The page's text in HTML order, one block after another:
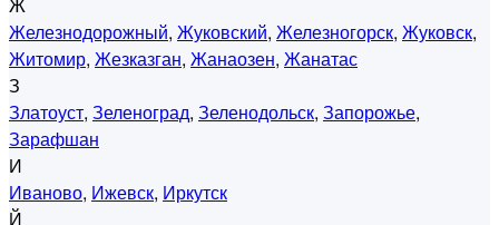
Железнодорожный, Жуковский, Железногорск, Жуковск,
Житомир, Жезказган, Жанаозен, Жанатас
З
Златоуст, Зеленоград, Зеленодольск, Запорожье,
Зарафшан
И
Иваново, Ижевск, Иркутск
Й